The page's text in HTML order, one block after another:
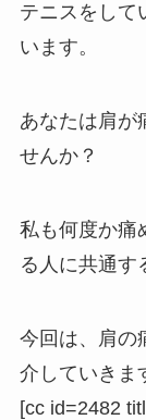
テニスをして
います。
あなたは肩が
せんか？
私も何度か痛
る人に共通す
今回は、肩の
介していきま
[cc id=2482